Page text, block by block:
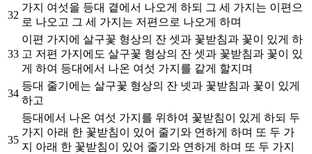
32
가지 여섯을 등대 곁에서 나오게 하되 그 세 가지는 이편으
로 나오고 그 세 가지는 저편으로 나오게 하며
33
이편 가지에 살구꽃 형상의 잔 셋과 꽃받침과 꽃이 있게 하
고 저편 가지에도 살구꽃 형상의 잔 셋과 꽃받침과 꽃이 있
게 하여 등대에서 나온 여섯 가지를 같게 할지며
34
등대 줄기에는 살구꽃 형상의 잔 넷과 꽃받침과 꽃이 있게
하고
35
등대에서 나온 여섯 가지를 위하여 꽃받침이 있게 하되 두
가지 아래 한 꽃받침이 있어 줄기와 연하게 하며 또 두 가
지 아래 한 꽃받침이 있어 줄기와 연하게 하며 또 두 가지